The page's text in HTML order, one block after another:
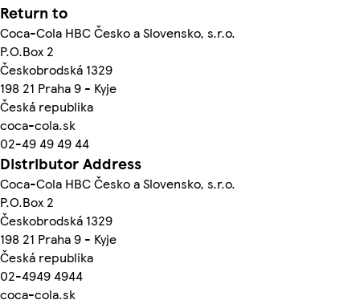
Return to
Coca-Cola HBC Česko a Slovensko, s.r.o.
P.O.Box 2
Českobrodská 1329
198 21 Praha 9 - Kyje
Česká republika
coca-cola.sk
02-49 49 49 44
Distributor Address
Coca-Cola HBC Česko a Slovensko, s.r.o.
P.O.Box 2
Českobrodská 1329
198 21 Praha 9 - Kyje
Česká republika
02-4949 4944
coca-cola.sk